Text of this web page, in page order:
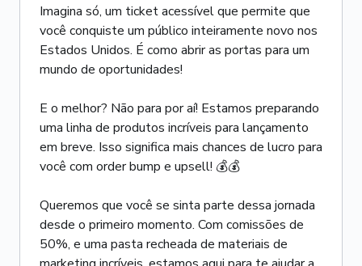
Imagina só, um ticket acessível que permite que
você conquiste um público inteiramente novo nos
Estados Unidos. É como abrir as portas para um
mundo de oportunidades!
E o melhor? Não para por aí! Estamos preparando
uma linha de produtos incríveis para lançamento
em breve. Isso significa mais chances de lucro para
você com order bump e upsell! 💰💰
Queremos que você se sinta parte dessa jornada
desde o primeiro momento. Com comissões de
50%, e uma pasta recheada de materiais de